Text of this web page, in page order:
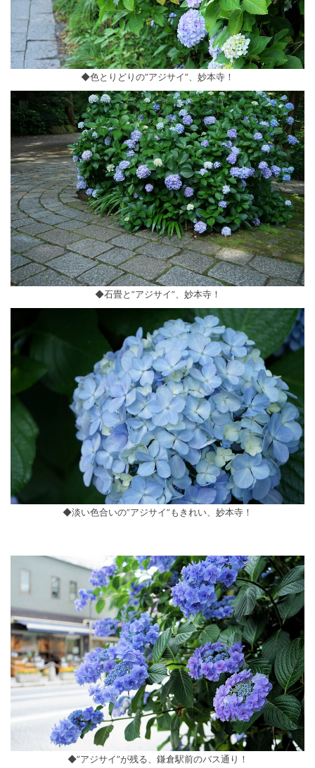
◆色とりどりの”アジサイ”、妙本寺！
◆石畳と”アジサイ”、妙本寺！
◆淡い色合いの”アジサイ”もきれい、妙本寺！
◆”アジサイ”が残る、鎌倉駅前のバス通り！